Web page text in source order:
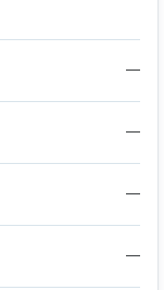
—
—
—
—